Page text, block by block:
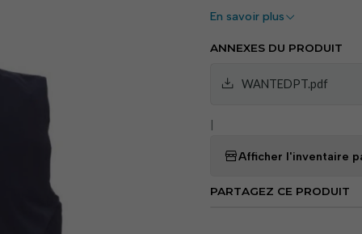
broderies.
Modèle unisexe
poches latérales et
Intérieur rembourré
En savoir plus
ANNEXES DU PRODUIT
WANTEDPT.pdf
Afficher l'inventaire
PARTAGEZ CE PRODUIT